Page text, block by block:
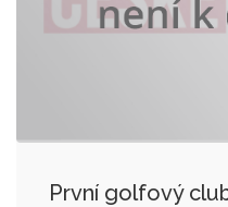
První golfový